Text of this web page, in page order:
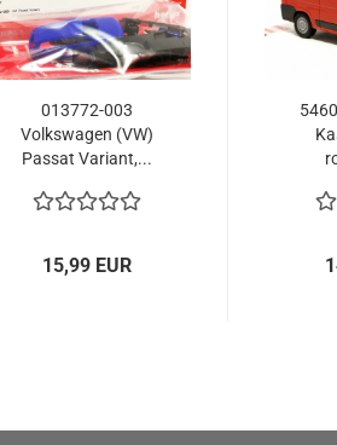
013772-003
Volkswagen (VW)
Passat Variant,...
15,99 EUR